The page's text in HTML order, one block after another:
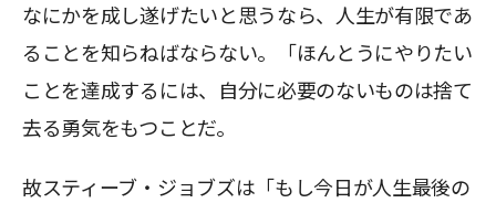
なにかを成し遂げたいと思うなら、人生が有限であ
ることを知らねばならない。「ほんとうにやりたい
ことを達成するには、自分に必要のないものは捨て
去る勇気をもつことだ。
故スティーブ・ジョブズは「もし今日が人生最後の